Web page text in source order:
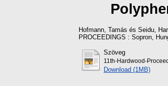
Hofmann, Tamás és Seidu,
PROCEEDINGS : Sopron,
Szöveg
11th-Hardwood-
Download (1MB)